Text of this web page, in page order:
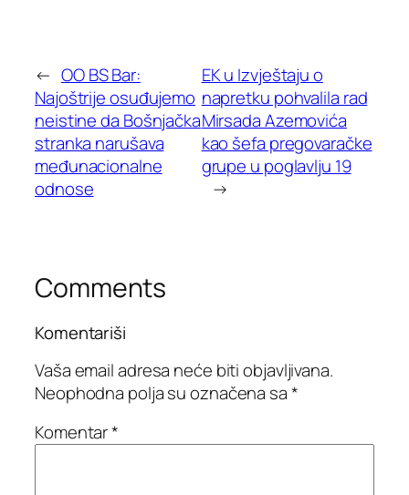
← OO BS Bar:
Najoštrije osuđujemo
neistine da Bošnjačka
stranka narušava
međunacionalne
odnose
EK u Izvještaju o
napretku pohvalila rad
Mirsada Azemovića
kao šefa pregovaračke
grupe u poglavlju 19
→
Comments
Komentariši
Vaša email adresa neće biti objavljivana.
Neophodna polja su označena sa*
Komentar*